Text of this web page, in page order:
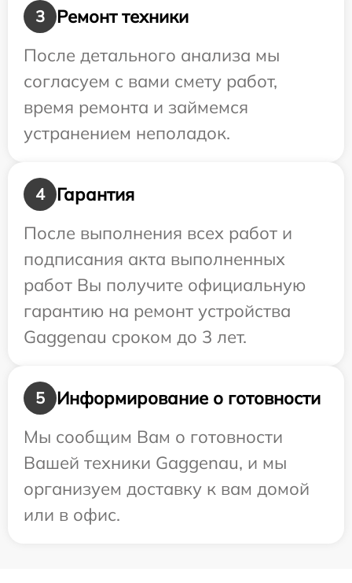
3
Ремонт техники
После детального анализа мы
согласуем с вами смету работ,
время ремонта и займемся
устранением неполадок.
4
Гарантия
После выполнения всех работ и
подписания акта выполненных
работ Вы получите официальную
гарантию на ремонт устройства
Gaggenau сроком до 3 лет.
5
Информирование о готовности
Мы сообщим Вам о готовности
Вашей техники Gaggenau, и мы
организуем доставку к вам домой
или в офис.